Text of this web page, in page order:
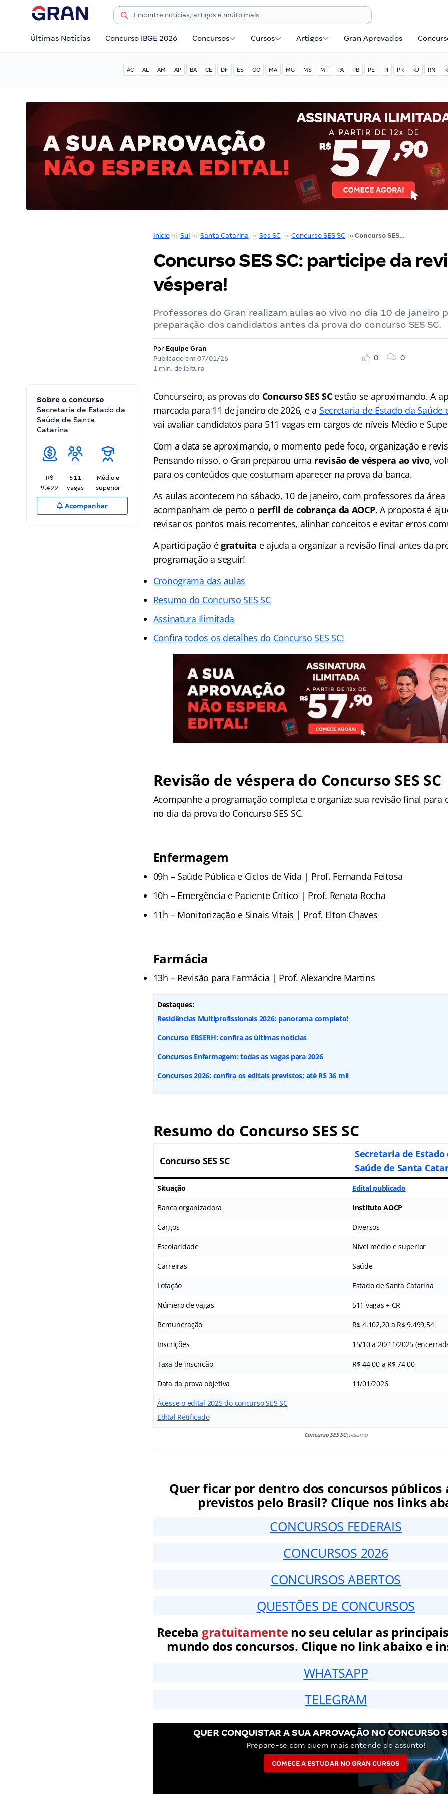
Últimas Notícias Concurso IBGE 2026 Concursos Cursos Artigos Gran Aprovados
AC AL AM AP BA CE DF ES GO MA MG MS MT PA PB PE PI PR RJ RN
Início ›› Sul ›› Santa Catarina ›› Ses SC ›› Concurso SES SC ›› Concurso SES SC: participe da revisão de véspera!
Concurso SES SC: participe da
véspera!
Professores do Gran realizam aulas ao vivo no dia 10 de janeiro
preparação dos candidatos antes da prova do concurso SES SC.
Por Equipe Gran
Publicado em 07/01/26
1 min. de leitura
0 0
Sobre o concurso
Secretaria de Estado da
Saúde de Santa
Catarina
R$
9.499
511
vagas
Médio e
superior
Acompanhar
Concurseiro, as provas do Concurso SES SCestão se aproximando. A
marcada para 11 de janeiro de 2026, e a Secretaria de Estado da Saúde
vai avaliar candidatos para 511 vagas em cargos de níveis Médio e
Com a data se aproximando, o momento pede foco, organização e
Pensando nisso, o Gran preparou uma revisão de véspera ao vivo,
para os conteúdos que costumam aparecer na prova da banca.
As aulas acontecem no sábado, 10 de janeiro, com professores da
acompanham de perto o perfil de cobrança da AOCP. A proposta é
revisar os pontos mais recorrentes, alinhar conceitos e evitar erros
A participação égratuita e ajuda a organizar a revisão final antes da
programação a seguir!
Cronograma das aulas
Resumo do Concurso SES SC
Assinatura Ilimitada
Confira todos os detalhes do Concurso SES SC!
Revisão de véspera do Concurso SES SC
Acompanhe a programação completa e organize sua revisão final para
no dia da prova do Concurso SES SC.
Enfermagem
09h – Saúde Pública e Ciclos de Vida | Prof. Fernanda Feitosa
10h – Emergência e Paciente Crítico | Prof. Renata Rocha
11h – Monitorização e Sinais Vitais | Prof. Elton Chaves
Farmácia
13h – Revisão para Farmácia | Prof. Alexandre Martins
Destaques:
Residências Multiprofissionais 2026: panorama completo!
Concurso EBSERH: confira as últimas notícias
Concursos Enfermagem: todas as vagas para 2026
Concursos 2026: confira os editais previstos; até R$ 36 mil
Resumo do Concurso SES SC
Concurso SES SC
Secretaria de Estado
Saúde de Santa
Situação Edital publicado
Banca organizadora Instituto AOCP
Cargos Diversos
Escolaridade Nível médio e superior
Carreiras Saúde
Lotação Estado de Santa Catarina
Número de vagas 511 vagas + CR
Remuneração R$ 4.102,20 a R$ 9.499,54
Inscrições 15/10 a 20/11/2025
Taxa de inscrição R$ 44,00 a R$ 74,00
Data da prova objetiva 11/01/2026
Acesse o edital 2025 do concurso SES SC
Edital Retificado
Concurso SES SC:resumo
Quer ficar por dentro dos concursos públicos
previstos pelo Brasil? Clique nos links
CONCURSOS FEDERAIS
CONCURSOS 2026
CONCURSOS ABERTOS
QUESTÕES DE CONCURSOS
Receba gratuitamenteno seu celular as
mundo dos concursos. Clique no link abaixo e
WHATSAPP
TELEGRAM
QUER CONQUISTAR A SUA APROVAÇÃO NO CONCURSO
Prepare-se com quem mais entende do assunto!
COMECE A ESTUDAR NO GRAN CURSOS